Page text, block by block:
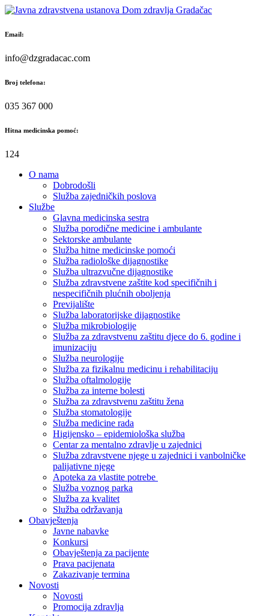
Skip
content
Email:
info@dzgradacac.com
Broj telefona:
035 367 000
Hitna medicinska pomoć:
124
O nama
Dobrodošli
Služba zajedničkih poslova
Službe
Glavna medicinska sestra
Služba porodične medicine i ambulante
Sektorske ambulante
Služba hitne medicinske pomoći
Služba radiološke dijagnostike
Služba ultrazvučne dijagnostike
Služba zdravstvene zaštite kod specifičnih i
nespecifičnih plućnih oboljenja
Previjalište
Služba laboratorijske dijagnostike
Služba mikrobiologije
Služba za zdravstvenu zaštitu djece do 6. godine i
imunizaciju
Služba neurologije
Služba za fizikalnu medicinu i rehabilitaciju
Služba oftalmologije
Služba za interne bolesti
Služba za zdravstvenu zaštitu žena
Služba stomatologije
Služba medicine rada
Higijensko – epidemiološka služba
Centar za mentalno zdravlje u zajednici
Služba zdravstvene njege u zajednici i vanbolničke
palijativne njege
Apoteka za vlastite potrebe
Služba voznog parka
Služba za kvalitet
Služba održavanja
Obavještenja
Javne nabavke
Konkursi
Obavještenja za pacijente
Prava pacijenata
Zakazivanje termina
Novosti
Novosti
Promocija zdravlja